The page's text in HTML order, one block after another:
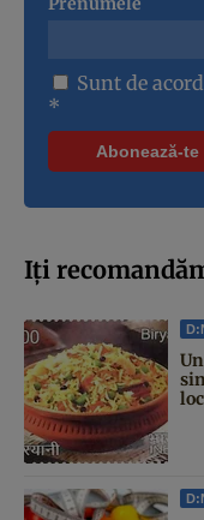
Sunt de
*
Iți